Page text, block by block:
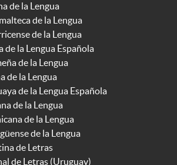
de la Lengua
de la Lengua
de la Lengua
de la Lengua Española
de la Lengua
de la Lengua
de la Lengua Española
de la Lengua
de la Lengua
de la Lengua
de Letras
de Letras (Uruguay)